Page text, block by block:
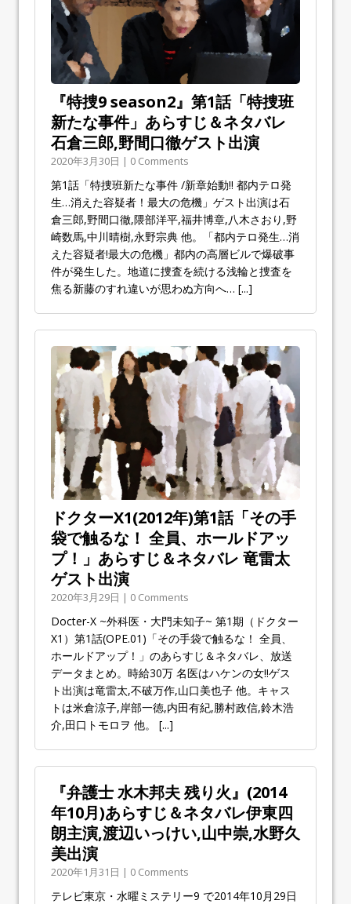
『特捜9 season2』第1話「特捜班
新たな事件」あらすじ＆ネタバレ
石倉三郎,野間口徹ゲスト出演
2020年3月30日 | 0 Comments
第1話「特捜班新たな事件 /新章始動!! 都内テロ発
生…消えた容疑者！最大の危機」ゲスト出演は石
倉三郎,野間口徹,隈部洋平,福井博章,八木さおり,野
崎数馬,中川晴樹,永野宗典 他。「都内テロ発生…消
えた容疑者!最大の危機」都内の高層ビルで爆破事
件が発生した。地道に捜査を続ける浅輪と捜査を
焦る新藤のすれ違いが思わぬ方向へ… [...]
ドクターX1(2012年)第1話「その手
袋で触るな！ 全員、ホールドアッ
プ！」あらすじ＆ネタバレ 竜雷太
ゲスト出演
2020年3月29日 | 0 Comments
Docter-X ~外科医・大門未知子~ 第1期（ドクター
X1）第1話(OPE.01)「その手袋で触るな！ 全員、
ホールドアップ！」のあらすじ＆ネタバレ、放送
データまとめ。時給30万 名医はハケンの女!!ゲス
ト出演は竜雷太,不破万作,山口美也子 他。キャス
トは米倉涼子,岸部一徳,内田有紀,勝村政信,鈴木浩
介,田口トモロヲ 他。 [...]
『弁護士 水木邦夫 残り火』(2014
年10月)あらすじ＆ネタバレ伊東四
朗主演,渡辺いっけい,山中崇,水野久
美出演
2020年1月31日 | 0 Comments
テレビ東京・水曜ミステリー9 で2014年10月29日